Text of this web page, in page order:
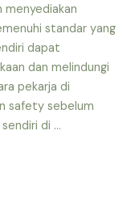
standar yang
dapat
dan melindungi
pekarja di
safety sebelum
di …